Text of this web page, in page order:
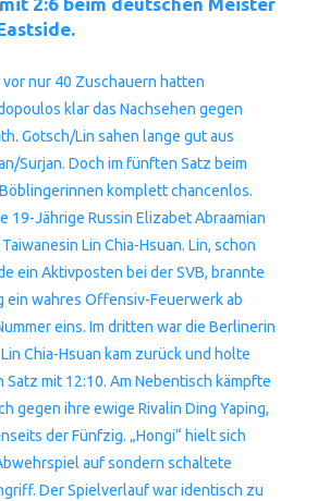
nur 40 Zuschauern hatten
klar das Nachsehen gegen
Gotsch/Lin sahen lange gut aus
Surjan. Doch im fünften Satz beim
komplett chancenlos.
19-Jährige Russin Elizabet Abraamian
Lin Chia-Hsuan. Lin, schon
ein Aktivposten bei der SVB, brannte
ein wahres Offensiv-Feuerwerk ab
eins. Im dritten war die Berlinerin
Chia-Hsuan kam zurück und holte
Satz mit 12:10. Am Nebentisch kämpfte
gegen ihre ewige Rivalin Ding Yaping,
der Fünfzig. „Hongi“ hielt sich
auf sondern schaltete
Der Spielverlauf war identisch zu